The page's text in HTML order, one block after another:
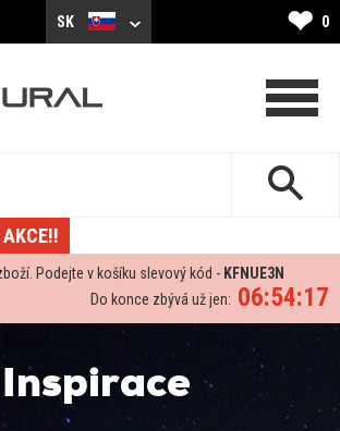
SK ❤ 0
AKCE!!
Podejte v košíku slevový kód - KFNUE3N
06:54:17
Do konce zbývá už jen:
Inspirace